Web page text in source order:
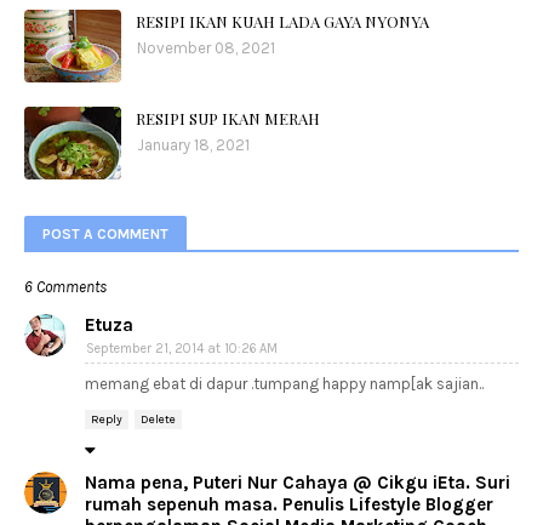
RESIPI IKAN KUAH LADA GAYA NYONYA
November 08, 2021
RESIPI SUP IKAN MERAH
January 18, 2021
POST A COMMENT
6 Comments
Etuza
September 21, 2014 at 10:26 AM
memang ebat di dapur .tumpang happy namp[ak sajian..
Reply Delete
Nama pena, Puteri Nur Cahaya @ Cikgu iEta. Suri
rumah sepenuh masa. Penulis Lifestyle Blogger